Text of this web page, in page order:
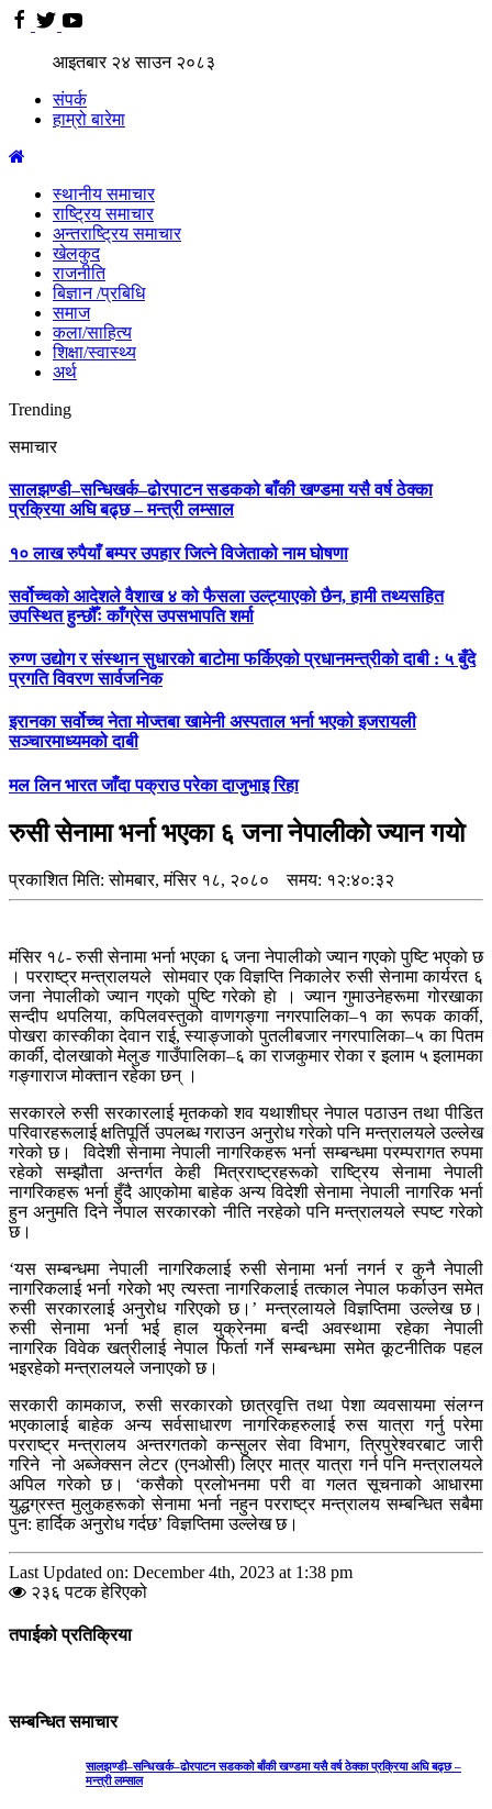
आइतबार २४साउन २०८३
संपर्क
हाम्रो बारेमा
स्थानीय समाचार
राष्ट्रिय समाचार
अन्तराष्ट्रिय समाचार
खेलकुद
राजनीति
बिज्ञान /प्रबिधि
समाज
कला/साहित्य
शिक्षा/स्वास्थ्य
अर्थ
Trending
समाचार
सालझण्डी–सन्धिखर्क–ढोरपाटन सडकको बाँकी खण्डमा यसै वर्ष ठेक्का
प्रक्रिया अघि बढ्छ – मन्त्री लम्साल
१० लाख रुपैयाँ बम्पर उपहार जित्ने विजेताको नाम घोषणा
सर्वोच्चको आदेशले वैशाख ४ को फैसला उल्ट्याएको छैन, हामी तथ्यसहित
उपस्थित हुन्छौँः काँग्रेस उपसभापति शर्मा
रुग्ण उद्योग र संस्थान सुधारको बाटोमा फर्किएको प्रधानमन्त्रीको दाबी : ५ बुँदे
प्रगति विवरण सार्वजनिक
इरानका सर्वोच्च नेता मोज्तबा खामेनी अस्पताल भर्ना भएको इजरायली
सञ्चारमाध्यमको दाबी
मल लिन भारत जाँदा पक्राउ परेका दाजुभाइ रिहा
रुसी सेनामा भर्ना भएका ६ जना नेपालीकाे ज्यान गयाे
प्रकाशित मिति:सोमबार, मंसिर १८, २०८० समय: १२:४०:३२
मंसिर १८- रुसी सेनामा भर्ना भएका ६ जना नेपालीकाे ज्यान गएकाे पुष्टि भएकाे छ
। परराष्ट्र मन्त्रालयले साेमवार एक विज्ञप्ति निकालेर रुसी सेनामा कार्यरत ६
जना नेपालीकाे ज्यान गएकाे पुष्टि गरेकाे हाे । ज्यान गुमाउनेहरूमा गोरखाका
सन्दीप थपलिया, कपिलवस्तुको वाणगङ्गा नगरपालिका–१ का रूपक कार्की,
पोखरा कास्कीका देवान राई, स्याङ्जाकाे पुतलीबजार नगरपालिका–५ का पितम
कार्की, दोलखाको मेलुङ गाउँपालिका–६ का राजकुमार रोका र इलाम ५ इलामका
गङ्गाराज मोक्तान रहेका छन् ।
सरकारले रुसी सरकारलाई मृतकको शव यथाशीघ्र नेपाल पठाउन तथा पीडित
परिवारहरूलाई क्षतिपूर्ति उपलब्ध गराउन अनुरोध गरेको पनि मन्त्रालयले उल्लेख
गरेको छ। विदेशी सेनामा नेपाली नागरिकहरू भर्ना सम्बन्धमा परम्परागत रुपमा
रहेको सम्झौता अन्तर्गत केही मित्रराष्ट्रहरूको राष्ट्रिय सेनामा नेपाली
नागरिकहरू भर्ना हुँदै आएकोमा बाहेक अन्य विदेशी सेनामा नेपाली नागरिक भर्ना
हुन अनुमति दिने नेपाल सरकारको नीति नरहेको पनि मन्त्रालयले स्पष्ट गरेको
छ।
‘यस सम्बन्धमा नेपाली नागरिकलाई रुसी सेनामा भर्ना नगर्न र कुनै नेपाली
नागरिकलाई भर्ना गरेको भए त्यस्ता नागरिकलाई तत्काल नेपाल फर्काउन समेत
रुसी सरकारलाई अनुरोध गरिएको छ।’ मन्त्रलायले विज्ञप्तिमा उल्लेख छ।
रुसी सेनामा भर्ना भई हाल युक्रेनमा बन्दी अवस्थामा रहेका नेपाली
नागरिक विवेक खत्रीलाई नेपाल फिर्ता गर्ने सम्बन्धमा समेत कूटनीतिक पहल
भइरहेको मन्त्रालयले जनाएको छ।
सरकारी कामकाज, रुसी सरकारको छात्रवृत्ति तथा पेशा व्यवसायमा संलग्न
भएकालाई बाहेक अन्य सर्वसाधारण नागरिकहरुलाई रुस यात्रा गर्नु परेमा
परराष्ट्र मन्त्रालय अन्तरगतको कन्सुलर सेवा विभाग, त्रिपुरेश्वरबाट जारी
गरिने नो अब्जेक्सन लेटर (एनओसी) लिएर मात्र यात्रा गर्न पनि मन्त्रालयले
अपिल गरेको छ। ‘कसैको प्रलोभनमा परी वा गलत सूचनाको आधारमा
युद्धग्रस्त मुलुकहरूको सेनामा भर्ना नहुन परराष्ट्र मन्त्रालय सम्बन्धित सबैमा
पुन: हार्दिक अनुरोध गर्दछ’ विज्ञप्तिमा उल्लेख छ।
Last Updated on: December 4th, 2023 at 1:38 pm
२३६ पटक हेरिएको
तपाईको प्रतिक्रिया
सम्बन्धित समाचार
सालझण्डी–सन्धिखर्क–ढोरपाटन सडकको बाँकी खण्डमा यसै वर्ष ठेक्का प्रक्रिया अघि बढ्छ –
मन्त्री लम्साल